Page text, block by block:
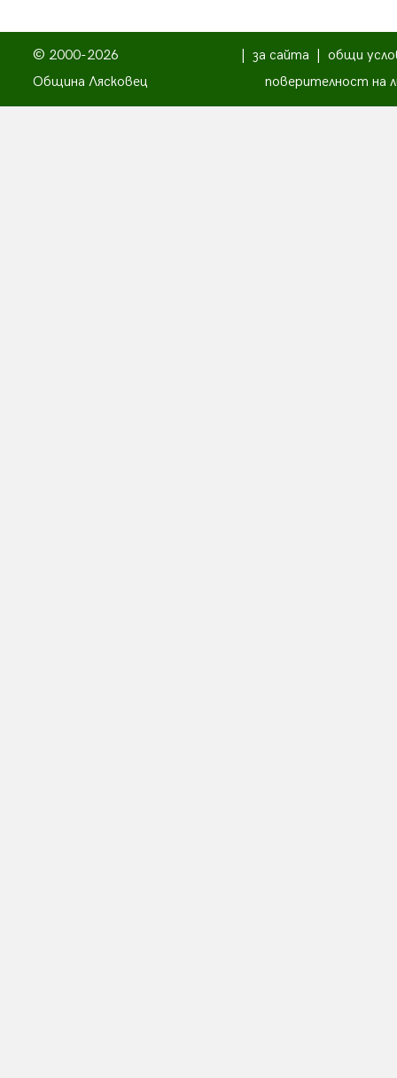
© 2000-2026
Община Лясковец
за сайта
общи
поверителност на